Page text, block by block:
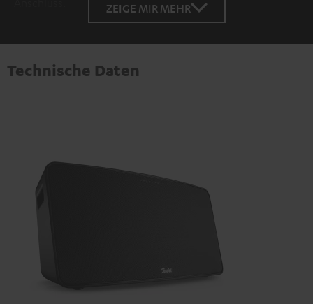
ZEIGE MIR MEHR
Technische Daten